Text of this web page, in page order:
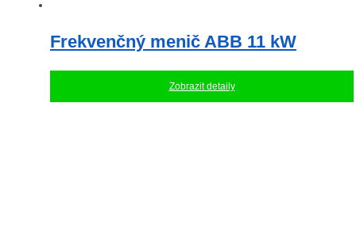
Frekvenčný menič ABB 11 kW
Zobrazit detaily